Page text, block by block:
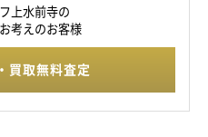
上水前寺の
考えのお客様
買取無料査定